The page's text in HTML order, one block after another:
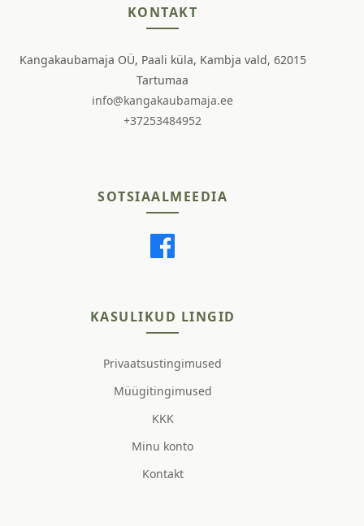
KONTAKT
Kangakaubamaja OÜ, Paali küla, Kambja vald, 62015
Tartumaa
info@kangakaubamaja.ee
+37253484952
SOTSIAALMEEDIA
KASULIKUD LINGID
Privaatsustingimused
Müügitingimused
KKK
Minu konto
Kontakt